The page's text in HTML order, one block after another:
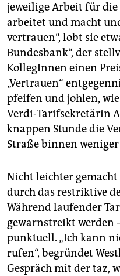
jeweilige Arbeit für
arbeitet und macht
vertrauen“, lobt sie
Bundesbank“, der
KollegInnen einen
„Vertrauen“
pfeifen und johlen, wie
Verdi-Tarifsekretärin
knappen Stunde die
Straße binnen
Nicht leichter gemacht
durch das re­striktive
Während laufender
gewarnstreikt werden
punktuell. „Ich kann
rufen“, begründet
Gespräch mit der taz,